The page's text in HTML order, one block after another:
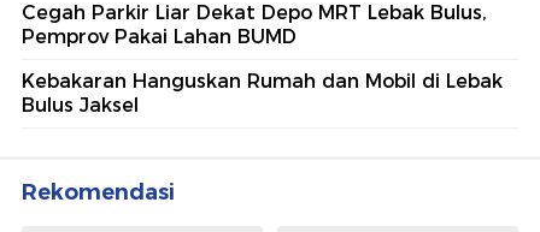
Cegah Parkir Liar Dekat Depo MRT Lebak Bulus,
Pemprov Pakai Lahan BUMD
Kebakaran Hanguskan Rumah dan Mobil di Lebak
Bulus Jaksel
Rekomendasi